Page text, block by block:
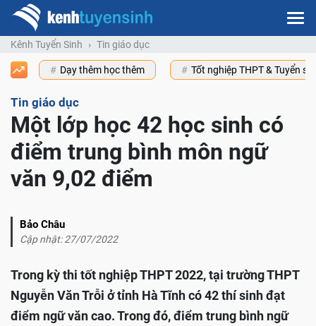
Kênh Tuyển Sinh Tin giáo dục
Dạy thêm học thêm Tốt nghiệp THPT & Tuyển
Tin giáo dục
Một lớp học 42 học sinh có
điểm trung bình môn ngữ
văn 9,02 điểm
Bảo Châu
Cập nhật: 27/07/2022
Trong kỳ thi tốt nghiệp THPT 2022, tại trường THPT
Nguyễn Văn Trỗi ở tỉnh Hà Tĩnh có 42 thí sinh đạt
điểm ngữ văn cao. Trong đó, điểm trung bình ngữ